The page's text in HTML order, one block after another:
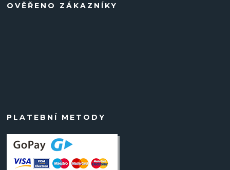
OVĚŘENO ZÁKAZNÍKY
PLATEBNÍ METODY